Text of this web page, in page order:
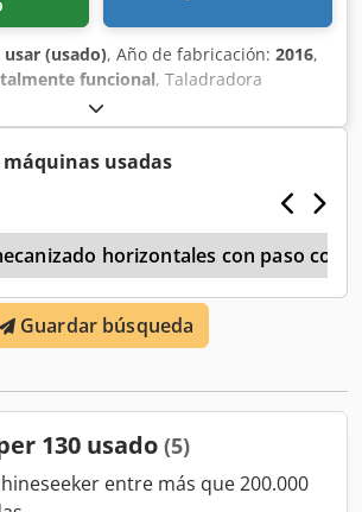
(usado), Año de fabricación: 2016,
funcional, Taladradora
SKIPPER 130 Estado de
para cargar. Csdpfxorkm R Ho Ac
usadas
horizontales con paso
Guardar búsqueda
130 usado (5)
entre más que 200.000